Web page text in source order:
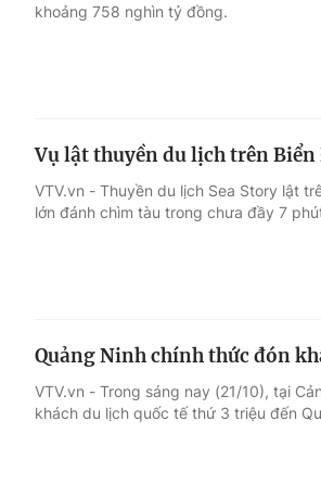
khoảng 758 nghìn tỷ đồng.
Vụ lật thuyền du lịch trên
VTV.vn - Thuyền du lịch Sea Story lật
lớn đánh chìm tàu trong chưa đầy 7
Quảng Ninh chính thức đón
VTV.vn - Trong sáng nay (21/10), tại
khách du lịch quốc tế thứ 3 triệu đến